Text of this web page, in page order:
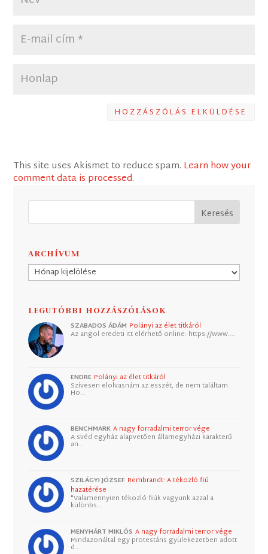
HOZZÁSZÓLÁS ELKÜLDÉSE
This site uses Akismet to reduce spam. Learn how your
comment data is processed.
ARCHÍVUM
Archívum
LEGUTÓBBI HOZZÁSZÓLÁSOK
SZABADOS ÁDÁM Polányi az élet titkáról
Az angol eredeti itt elérhető online: https://www.…
ENDRE Polányi az élet titkáról
Szívesen elolvasnám az esszét, de nem találtam.
Ho…
BENCHMARK A nagy forradalmi terror vége
A svéd egyház alapvetően államegyházi karakterű
an…
SZILÁGYI JÓZSEF Rembrandt: A tékozló fiú
hazatérése
"Valamennyien tékozló fiúk vagyunk azzal a
különbs…
MENYHÁRT MIKLÓS A nagy forradalmi terror vége
Mindazonáltal egy protestáns gyülekezetben adott
d…